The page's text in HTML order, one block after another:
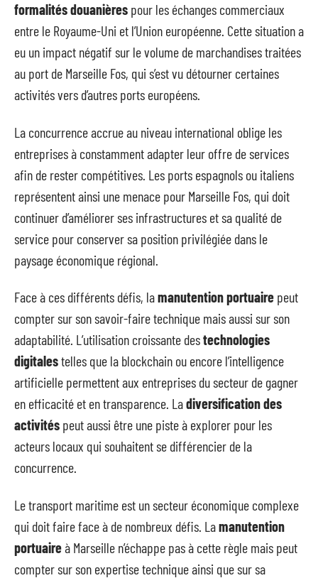
formalités douanières pour les échanges commerciaux
entre le Royaume-Uni et l’Union européenne. Cette situation a
eu un impact négatif sur le volume de marchandises traitées
au port de Marseille Fos, qui s’est vu détourner certaines
activités vers d’autres ports européens.
La concurrence accrue au niveau international oblige les
entreprises à constamment adapter leur offre de services
afin de rester compétitives. Les ports espagnols ou italiens
représentent ainsi une menace pour Marseille Fos, qui doit
continuer d’améliorer ses infrastructures et sa qualité de
service pour conserver sa position privilégiée dans le
paysage économique régional.
Face à ces différents défis, lamanutention portuaire peut
compter sur son savoir-faire technique mais aussi sur son
adaptabilité. L’utilisation croissante destechnologies
digitalestelles que la blockchain ou encore l’intelligence
artificielle permettent aux entreprises du secteur de gagner
en efficacité et en transparence. Ladiversification des
activités peut aussi être une piste à explorer pour les
acteurs locaux qui souhaitent se différencier de la
concurrence.
Le transport maritime est un secteur économique complexe
qui doit faire face à de nombreux défis. Lamanutention
portuaireà Marseille n’échappe pas à cette règle mais peut
compter sur son expertise technique ainsi que sur sa